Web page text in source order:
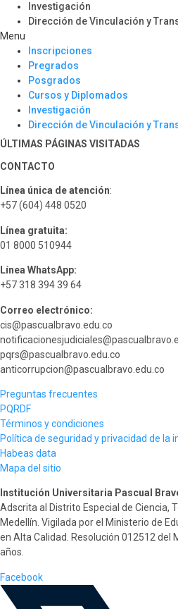
Investigación
Dirección de Vinculación y
Menu
Inscripciones
Pregrados
Posgrados
Cursos y Diplomados
Investigación
Dirección de Vinculación y
ÚLTIMAS PÁGINAS VISITADAS
CONTACTO
Línea única de atención:
+57 (604) 448 0520
Línea gratuita:
01 8000 510944
Línea WhatsApp:
+57 318 394 39 64
Correo electrónico:
cis@pascualbravo.edu.co
pqrs@pascualbravo.edu.co
anticorrupcion@pascualbravo.edu.co
Preguntas frecuentes
PQRDF
Términos y condiciones
Política de seguridad y privacidad de la
Habeas data
Mapa del sitio
Institución Universitaria Pascual
Adscrita al Distrito Especial de Ciencia,
Medellín. Vigilada por el Ministerio de
en Alta Calidad. Resolución 012512 del
años.
Facebook